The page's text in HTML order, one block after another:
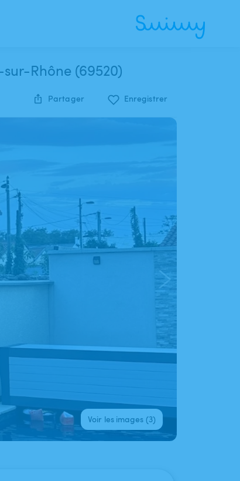
à Grigny-sur-Rhône (69520)
Partager Enregistrer
Voir les images (3)